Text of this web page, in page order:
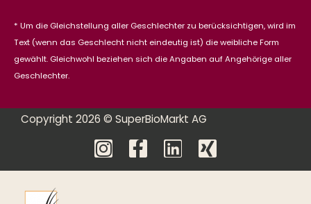
* Um die Gleichstellung aller Geschlechter zu berücksichtigen, wird im
Text (wenn das Geschlecht nicht eindeutig ist) die weibliche Form
gewählt. Gleichwohl beziehen sich die Angaben auf Angehörige aller
Geschlechter.
Copyright 2026 © SuperBioMarkt AG